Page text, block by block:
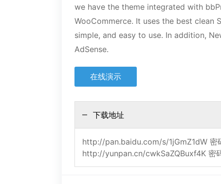
we have the theme integrated with
WooCommerce. It uses the best clean
simple, and easy to use. In addition,
AdSense.
在线演示
下载地址
http://pan.baidu.com/s/1jGmZ1dW 密
http://yunpan.cn/cwkSaZQBuxf4K 密